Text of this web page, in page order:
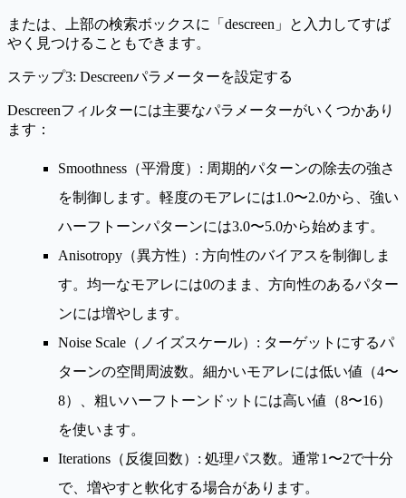
または、上部の検索ボックスに「descreen」と入力してすば
やく見つけることもできます。
ステップ3: Descreenパラメーターを設定する
Descreenフィルターには主要なパラメーターがいくつかあり
ます：
Smoothness（平滑度） : 周期的パターンの除去の強さ
を制御します。軽度のモアレには1.0〜2.0から、強い
ハーフトーンパターンには3.0〜5.0から始めます。
Anisotropy（異方性） : 方向性のバイアスを制御しま
す。均一なモアレには0のまま、方向性のあるパター
ンには増やします。
Noise Scale（ノイズスケール） : ターゲットにするパ
ターンの空間周波数。細かいモアレには低い値（4〜
8）、粗いハーフトーンドットには高い値（8〜16）
を使います。
Iterations（反復回数） : 処理パス数。通常1〜2で十分
で、増やすと軟化する場合があります。